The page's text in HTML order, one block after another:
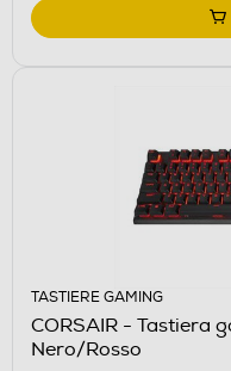
TASTIERE GAMING
CORSAIR - Tastiera
Nero/Rosso